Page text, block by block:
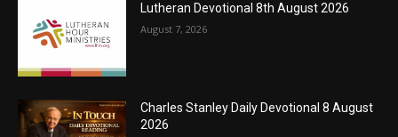
Lutheran Devotional 8th August 2026
August 7, 2026
Charles Stanley Daily Devotional 8 August
2026